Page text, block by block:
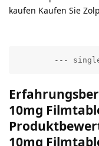
kaufen Kaufen Sie
---
10mg
10mg